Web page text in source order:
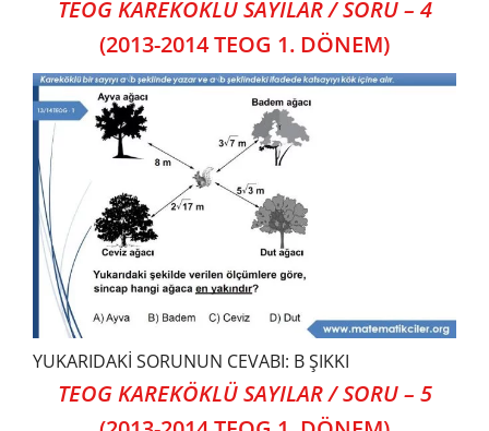
TEOG KAREKÖKLÜ SAYILAR / SORU – 4
(2013-2014 TEOG 1. DÖNEM)
YUKARIDAKİ SORUNUN CEVABI: B ŞIKKI
TEOG KAREKÖKLÜ SAYILAR / SORU – 5